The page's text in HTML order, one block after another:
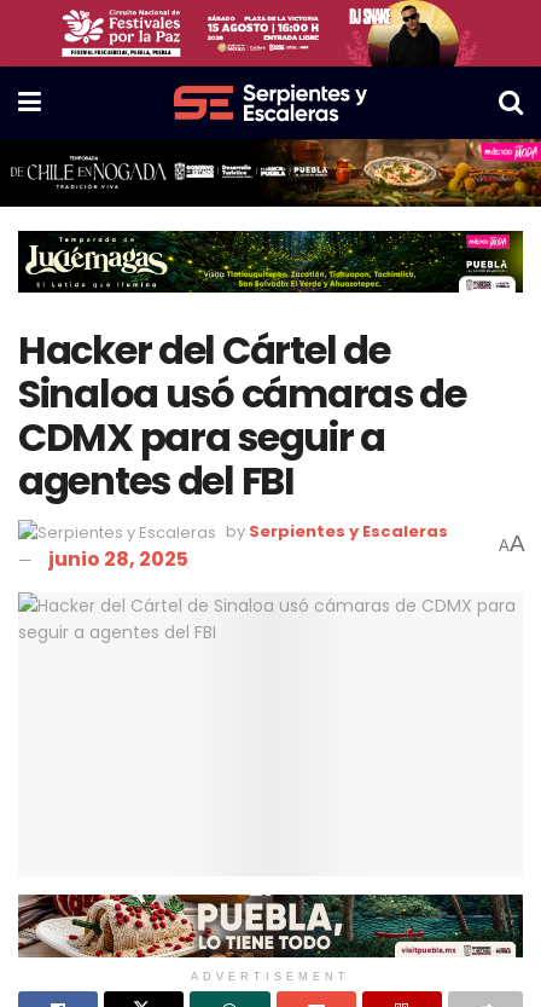
Hacker del Cártel de
Sinaloa usó cámaras de
CDMX para seguir a
agentes del FBI
by Serpientes y Escaleras
junio 28, 2025 AA
ADVERTISEMENT